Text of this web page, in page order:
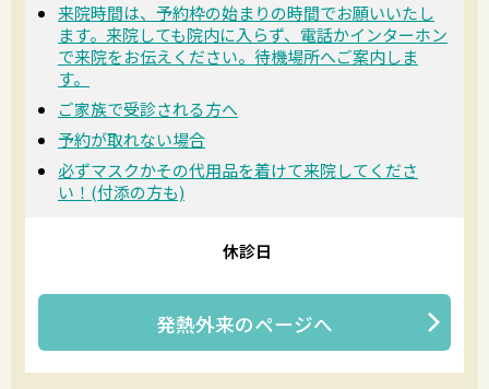
来院時間は、予約枠の始まりの時間でお願いいたし
ます。来院しても院内に入らず、電話かインターホン
で来院をお伝えください。待機場所へご案内しま
す。
ご家族で受診される方へ
予約が取れない場合
必ずマスクかその代用品を着けて来院してくださ
い！(付添の方も)
休診日
発熱外来のページへ